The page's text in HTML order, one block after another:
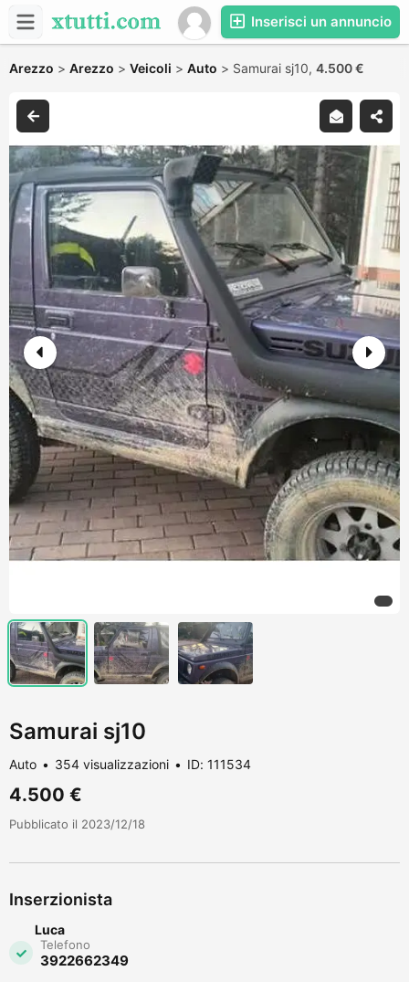
Inserisci un annuncio
Arezzo > Arezzo > Veicoli > Auto > Samurai sj10, 4.500 €
Samurai sj10
Auto 354 visualizzazioni ID: 111534
4.500 €
Pubblicato il 2023/12/18
Inserzionista
Luca
Telefono
3922662349